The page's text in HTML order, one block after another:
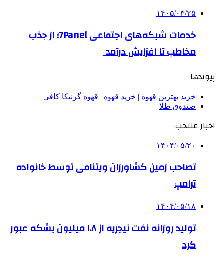
۱۴۰۵/۰۳/۲۵
خدمات شبکه‌های اجتماعی 7Panel؛ از جذب
مخاطب تا افزایش درآمد
پیوندها
خرید بهترین قهوه | خرید قهوه | قهوه گرنیکا کافی
صندوق طلا
اخبار منتخب
۱۴۰۴/۰۵/۲۰
تصاحب زمین کشاورزان ویتنامی توسط خانواده
ترامپ
۱۴۰۴/۰۵/۱۸
تولید روزانه نفت نیجریه از ۱.۸ میلیون بشکه عبور
کرد